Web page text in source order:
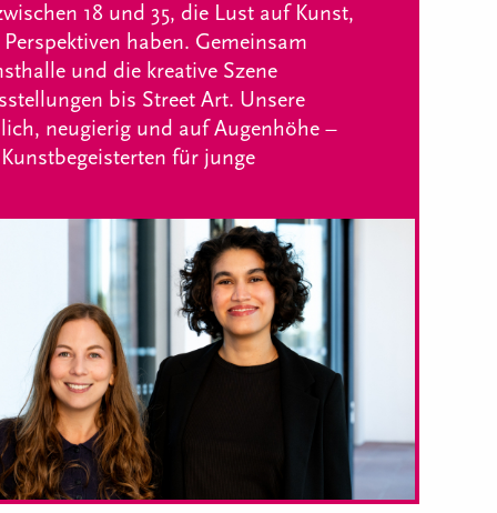
18 und 35, die Lust auf Kunst,
haben. Gemeinsam
und die kreative Szene
bis Street Art. Unsere
neugierig und auf Augenhöhe –
für junge